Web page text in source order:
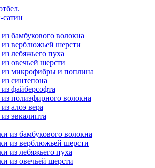
сатин
бамбукового волокна
из верблюжьей шерсти
лебяжьего пуха
овечьей шерсти
из микрофибры и поплина
синтепона
файберсофта
полиэфирного волокна
алоэ вера
эвкалипта
из бамбукового волокна
из верблюжьей шерсти
из лебяжьего пуха
из овечьей шерсти